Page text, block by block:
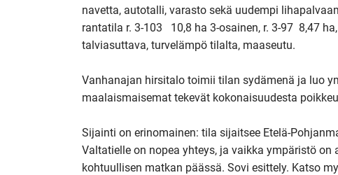
navetta, autotalli, varasto sekä uudempi
rantatila r. 3-103   10,8 ha 3-osainen, r. 3-97  8,47
talviasuttava, turvelämpö tilalta, maaseutu.
Vanhanajan hirsitalo toimii tilan sydämenä ja luo
maalaismaisemat tekevät kokonaisuudesta
Sijainti on erinomainen: tila sijaitsee Etelä-
Valtatielle on nopea yhteys, ja vaikka ympäristö
kohtuullisen matkan päässä. Sovi esittely. Katso